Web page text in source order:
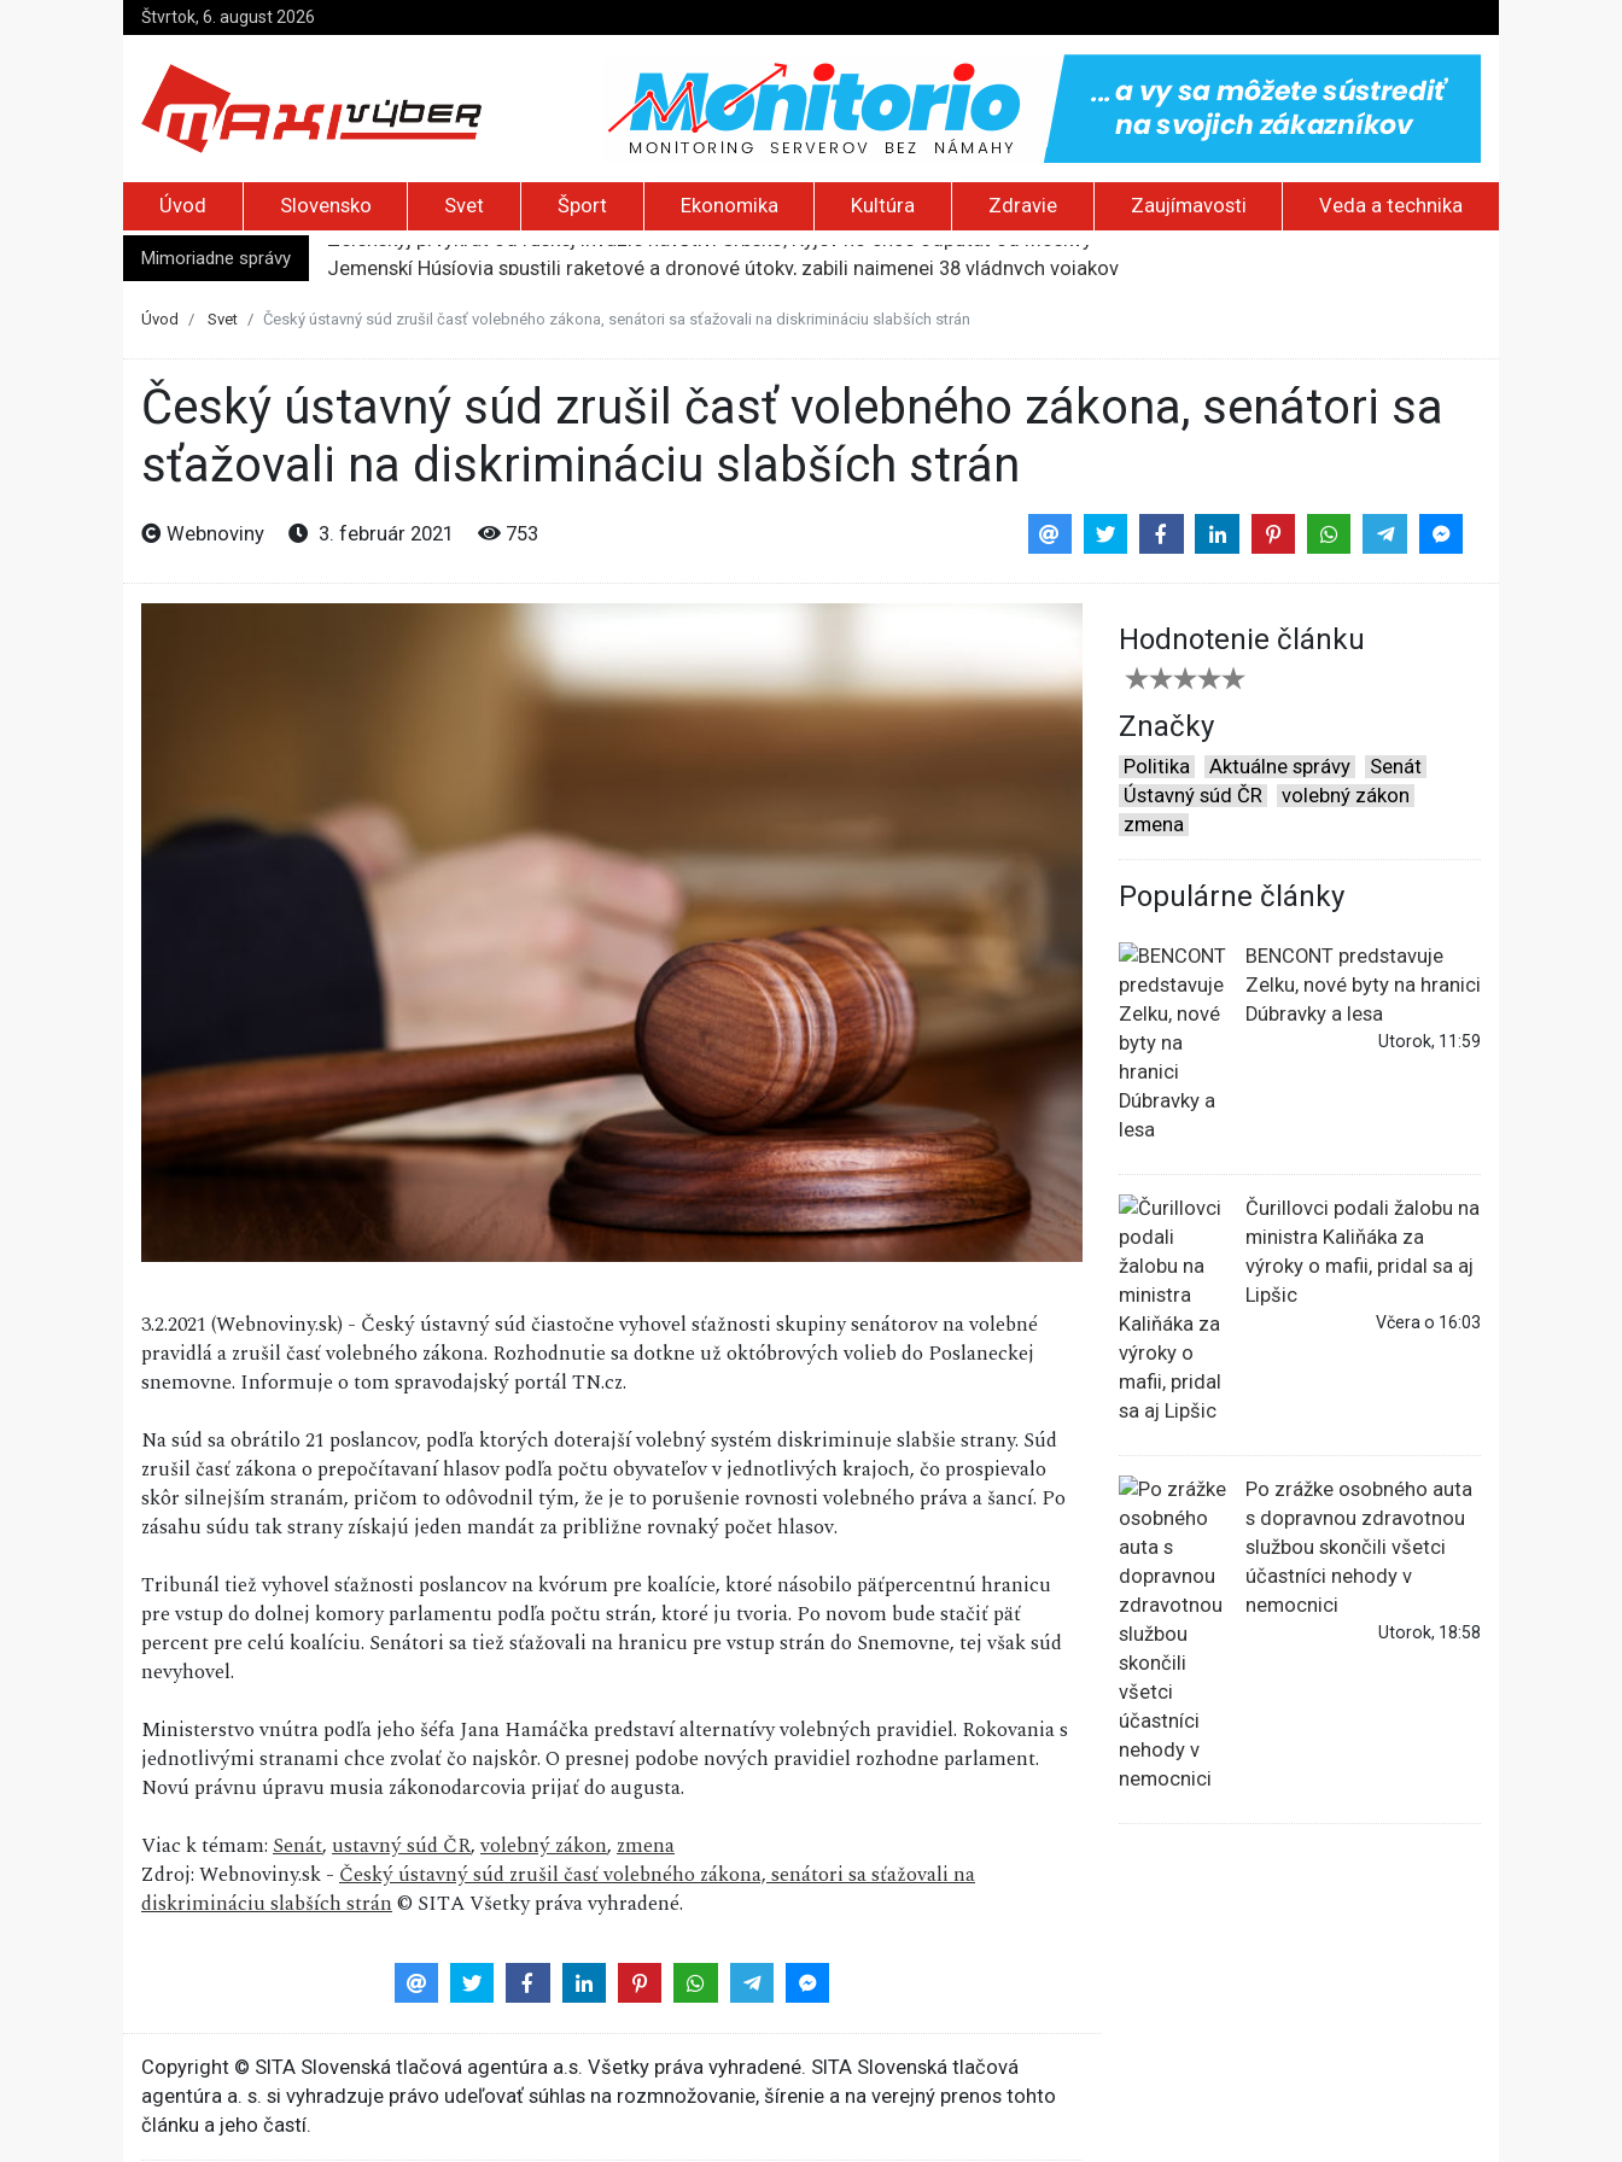
Štvrtok, 6. august 2026
Úvod Slovensko Svet Šport Ekonomika Kultúra Zdravie Zaujímavosti Veda a technika
Mimoriadne správy
Jemenskí Húsíovia spustili raketové a dronové útoky, zabili najmenej 38 vládnych vojakov
Irán pohrozil susedom, že „zhasne celý Perzský záliv“, pripravil zoznam cieľov
Úvod Svet Český ústavný súd zrušil časť volebného zákona, senátori sa sťažovali na diskrimináciu slabších strán
Český ústavný súd zrušil časť volebného zákona, senátori sa
sťažovali na diskrimináciu slabších strán
Webnoviny 3. február 2021 753
3.2.2021 (Webnoviny.sk) - Český ústavný súd čiastočne vyhovel sťažnosti skupiny senátorov na volebné
pravidlá a zrušil časť volebného zákona. Rozhodnutie sa dotkne už októbrových volieb do Poslaneckej
snemovne. Informuje o tom spravodajský portál TN.cz.
Na súd sa obrátilo 21 poslancov, podľa ktorých doterajší volebný systém diskriminuje slabšie strany. Súd
zrušil časť zákona o prepočítavaní hlasov podľa počtu obyvateľov v jednotlivých krajoch, čo prospievalo
skôr silnejším stranám, pričom to odôvodnil tým, že je to porušenie rovnosti volebného práva a šancí. Po
zásahu súdu tak strany získajú jeden mandát za približne rovnaký počet hlasov.
Tribunál tiež vyhovel sťažnosti poslancov na kvórum pre koalície, ktoré násobilo päťpercentnú hranicu
pre vstup do dolnej komory parlamentu podľa počtu strán, ktoré ju tvoria. Po novom bude stačiť päť
percent pre celú koalíciu. Senátori sa tiež sťažovali na hranicu pre vstup strán do Snemovne, tej však súd
nevyhovel.
Ministerstvo vnútra podľa jeho šéfa Jana Hamáčka predstaví alternatívy volebných pravidiel. Rokovania s
jednotlivými stranami chce zvolať čo najskôr. O presnej podobe nových pravidiel rozhodne parlament.
Novú právnu úpravu musia zákonodarcovia prijať do augusta.
Viac k témam:Senát,ustavný súd ČR,volebný zákon,zmena
Zdroj: Webnoviny.sk -Český ústavný súd zrušil časť volebného zákona, senátori sa sťažovali na
diskrimináciu slabších strán© SITA Všetky práva vyhradené.
Hodnotenie článku
Značky
Politika Aktuálne správy
Senát
Ústavný súd ČR
volebný zákon
zmena
Populárne články
BENCONT predstavuje
Zelku, nové byty na hranici
Dúbravky a lesa
Utorok, 11:59
Čurillovci podali žalobu na
ministra Kaliňáka za
výroky o mafii, pridal sa aj
Lipšic
Včera o 16:03
Po zrážke osobného auta
s dopravnou zdravotnou
službou skončili všetci
účastníci nehody v
nemocnici
Utorok, 18:58
Copyright © SITA Slovenská tlačová agentúra a.s. Všetky práva vyhradené. SITA Slovenská tlačová
agentúra a. s. si vyhradzuje právo udeľovať súhlas na rozmnožovanie, šírenie a na verejný prenos tohto
článku a jeho častí.